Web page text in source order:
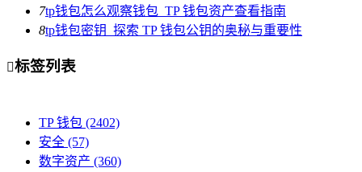
7tp钱包怎么观察钱包_TP 钱包资产查看指南
8tp钱包密钥_探索 TP 钱包公钥的奥秘与重要性
标签列表
TP 钱包 (2402)
安全 (57)
数字资产 (360)